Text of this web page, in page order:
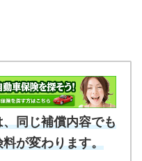
同じ補償内容でも
が変わります。